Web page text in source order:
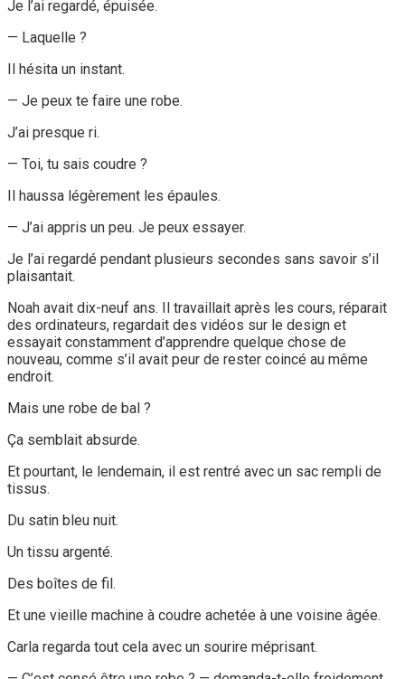
Je l’ai regardé, épuisée.
— Laquelle ?
Il hésita un instant.
— Je peux te faire une robe.
J’ai presque ri.
— Toi, tu sais coudre ?
Il haussa légèrement les épaules.
— J’ai appris un peu. Je peux essayer.
Je l’ai regardé pendant plusieurs secondes sans savoir s’il
plaisantait.
Noah avait dix-neuf ans. Il travaillait après les cours, réparait
des ordinateurs, regardait des vidéos sur le design et
essayait constamment d’apprendre quelque chose de
nouveau, comme s’il avait peur de rester coincé au même
endroit.
Mais une robe de bal ?
Ça semblait absurde.
Et pourtant, le lendemain, il est rentré avec un sac rempli de
tissus.
Du satin bleu nuit.
Un tissu argenté.
Des boîtes de fil.
Et une vieille machine à coudre achetée à une voisine âgée.
Carla regarda tout cela avec un sourire méprisant.